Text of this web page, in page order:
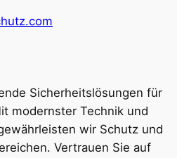
Sicherheitslösungen für
modernster Technik und
wir Schutz und
Vertrauen Sie auf